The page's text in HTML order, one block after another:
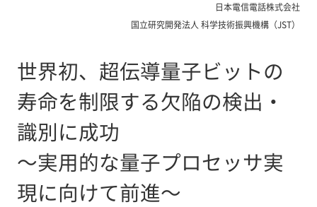
日本電信電話株式会社
国立研究開発法人 科学技術振興機構（JST）
世界初、超伝導量子ビットの
寿命を制限する欠陥の検出・
識別に成功
～実用的な量子プロセッサ実
現に向けて前進～